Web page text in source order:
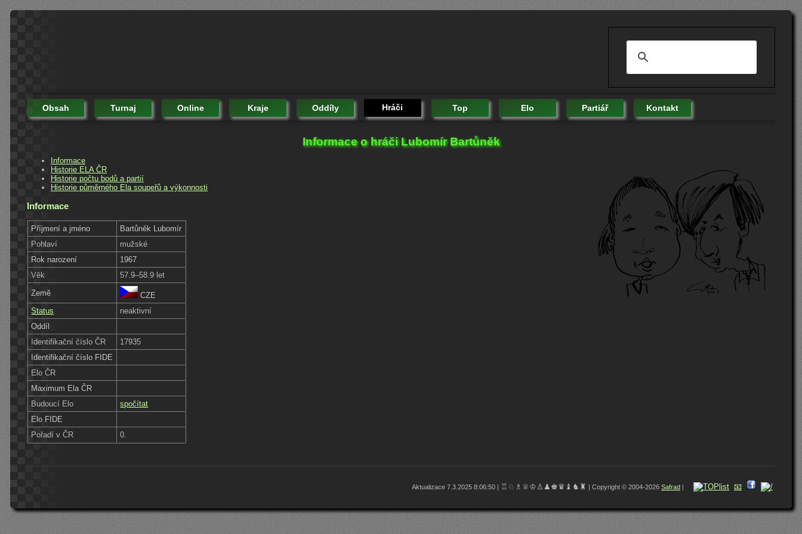
Obsah Turnaj Online Kraje Oddíly Hráči Top Elo Partiář Kontakt
Informace o hráči Lubomír Bartůněk
Informace
Historie ELA ČR
Historie počtu bodů a partií
Historie půměrného Ela soupeřů a výkonnosti
Informace
Příjmení a jméno
Bartůněk Lubomír
Pohlaví
mužské
Rok narození
1967
Věk
57.9–58.9 let
Země
CZE
Status
neaktivní
Oddíl
Identifikační číslo ČR
17935
Identifikační číslo FIDE
Elo ČR
Maximum Ela ČR
Budoucí Elo
spočítat
Elo FIDE
Pořadí v ČR
0.
Aktualizace 7.3.2025 8:06:50 | ♖♘♗♕♔♙♟♚♛♝♞♜ | Copyright © 2004-2026 Safrad | 📧